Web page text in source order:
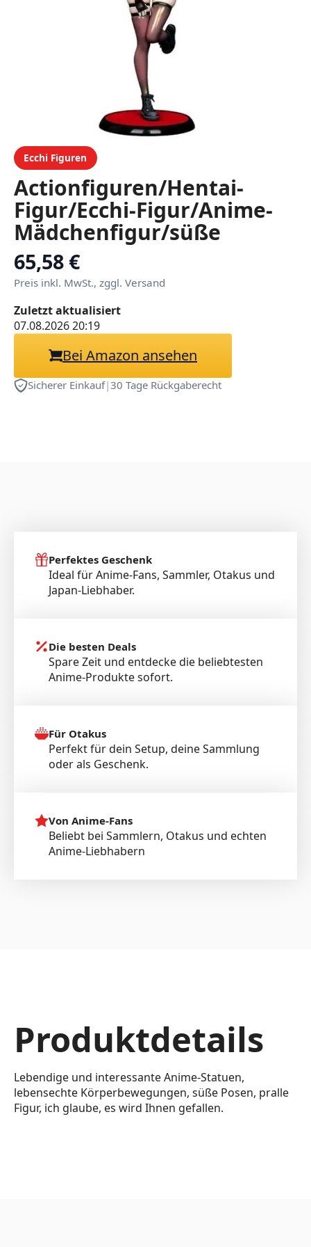
Ecchi Figuren
Actionfiguren/Hentai-
Figur/Ecchi-Figur/Anime-
Mädchenfigur/süße
Puppe/Figurenspielzeug/
Sammlung/abnehmbare
Kleidung/Sammlerstück-
Display/PVC/.
65,58 €
Preis inkl. MwSt., zggl. Versand
Zuletzt aktualisiert
07.08.2026 20:19
Bei Amazon ansehen
Sicherer Einkauf|30 Tage Rückgaberecht
Perfektes Geschenk
Ideal für Anime-Fans, Sammler, Otakus und
Japan-Liebhaber.
Die besten Deals
Spare Zeit und entdecke die beliebtesten
Anime-Produkte sofort.
Für Otakus
Perfekt für dein Setup, deine Sammlung
oder als Geschenk.
Von Anime-Fans
Beliebt bei Sammlern, Otakus und echten
Anime-Liebhabern
Produktdetails
Lebendige und interessante Anime-Statuen,
lebensechte Körperbewegungen, süße Posen, pralle
Figur, ich glaube, es wird Ihnen gefallen.